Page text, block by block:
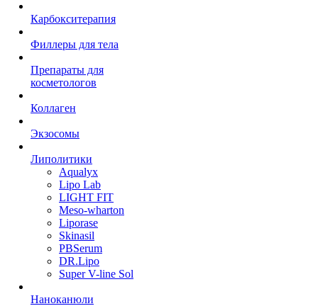
Карбокситерапия
Филлеры для тела
Препараты для
косметологов
Коллаген
Экзосомы
Липолитики
Aqualyx
Lipo Lab
LIGHT FIT
Meso-wharton
Liporase
Skinasil
PBSerum
DR.Lipo
Super V-line Sol
Наноканюли